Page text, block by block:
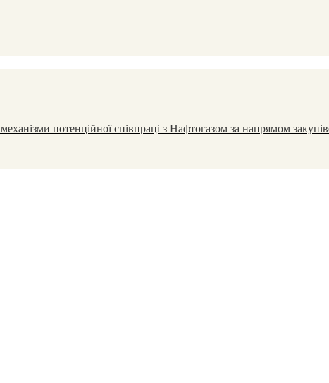
механізми потенційної співпраці з Нафтогазом за напрямом